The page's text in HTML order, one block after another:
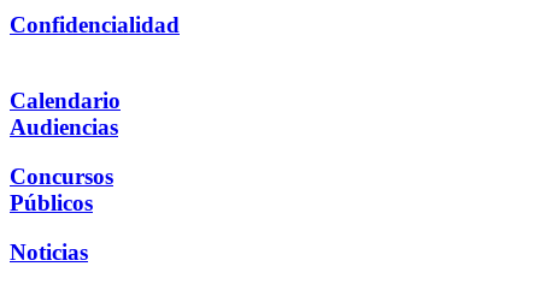
Confidencialidad
Calendario
Audiencias
Concursos
Públicos
Noticias